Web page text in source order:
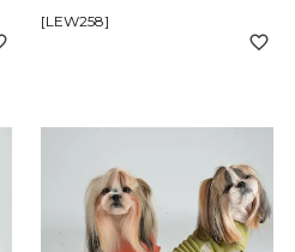
[LEW258]